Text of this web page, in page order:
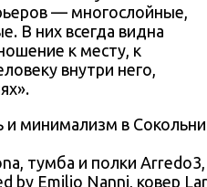
— многослойные,
В них всегда видна
к месту, к
внутри него,
тумба и полки
by Emilio Nanni, ковер